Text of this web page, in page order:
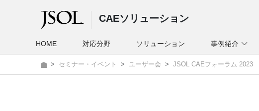
CAEソリューション
HOME 対応分野 ソリューション 事例紹介
セミナー・イベント ユーザー会 JSOL CAEフォーラム 2023